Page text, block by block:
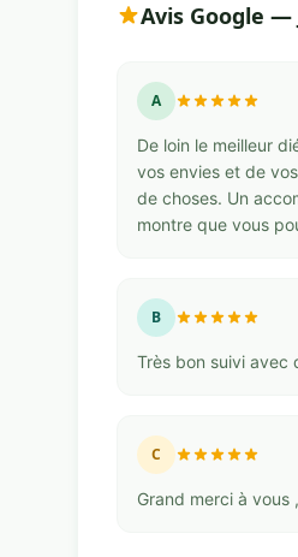
Avis Google —
A
De loin le meilleur
vos envies et de
de choses. Un
montre que vous
B
Très bon suivi avec
C
Grand merci à